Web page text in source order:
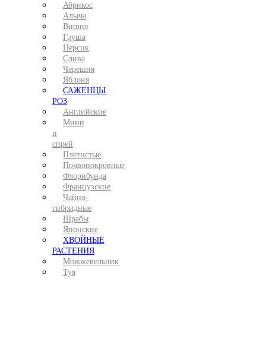
Абрикос
Алыча
Вишня
Груша
Персик
Слива
Черешня
Яблоня
САЖЕНЦЫ
РОЗ
Английские
Мини
и
спрей
Плетистые
Почвопокровные
Флорибунда
Французские
Чайно-
гибридные
Шрабы
Японские
ХВОЙНЫЕ
РАСТЕНИЯ
Можжевельник
Туя